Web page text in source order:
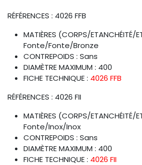
RÉFÉRENCES : 4026 FFB
MATIÈRES (CORPS/ETANCHÉITÉ/
Fonte/Fonte/Bronze
CONTREPOIDS : Sans
DIAMÈTRE MAXIMUM : 400
FICHE TECHNIQUE : 4026 FFB
RÉFÉRENCES : 4026 FII
MATIÈRES (CORPS/ETANCHÉITÉ/
Fonte/Inox/Inox
CONTREPOIDS : Sans
DIAMÈTRE MAXIMUM : 400
FICHE TECHNIQUE : 4026 FII